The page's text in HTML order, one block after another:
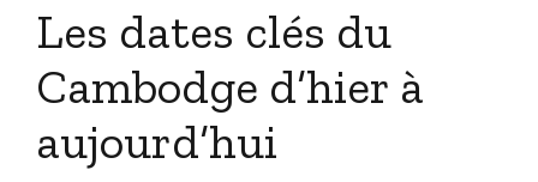
Les dates clés du
Cambodge d’hier à
aujourd’hui